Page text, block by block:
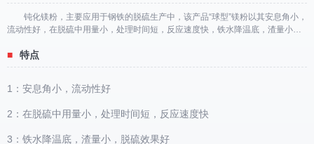
钝化镁粉，主要应用于钢铁的脱硫生产中，该产品“球型”镁粉以其安息角小，
流动性好，在脱硫中用量小，处理时间短，反应速度快，铁水降温底，渣量小，
■ 特点
1：安息角小，流动性好
2：在脱硫中用量小，处理时间短，反应速度快
3：铁水降温底，渣量小，脱硫效果好